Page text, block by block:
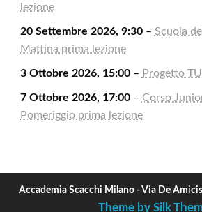
lezione
20 Settembre 2026, 9:30– Scuola
Mattina prima lezione
3 Ottobre 2026, 15:00– Progetto
7 Ottobre 2026, 17:00– Corso
Pomeriggio prima lezione
Accademia Scacchi Milano - Via De
Theme by Silk